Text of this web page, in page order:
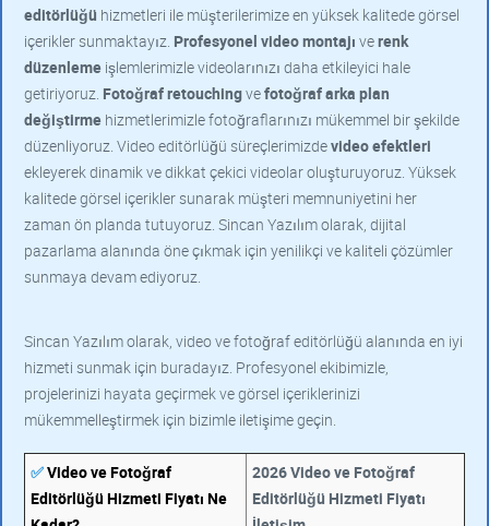
editörlüğü hizmetleri ile müşterilerimize en yüksek kalitede görsel
içerikler sunmaktayız. Profesyonel video montajı verenk
düzenleme işlemlerimizle videolarınızı daha etkileyici hale
getiriyoruz. Fotoğraf retouchingvefotoğraf arka plan
değiştirme hizmetlerimizle fotoğraflarınızı mükemmel bir şekilde
düzenliyoruz. Video editörlüğü süreçlerimizdevideo efektleri
ekleyerek dinamik ve dikkat çekici videolar oluşturuyoruz. Yüksek
kalitede görsel içerikler sunarak müşteri memnuniyetini her
zaman ön planda tutuyoruz. Sincan Yazılım olarak, dijital
pazarlama alanında öne çıkmak için yenilikçi ve kaliteli çözümler
sunmaya devam ediyoruz.
Sincan Yazılım olarak, video ve fotoğraf editörlüğü alanında en iyi
hizmeti sunmak için buradayız. Profesyonel ekibimizle,
projelerinizi hayata geçirmek ve görsel içeriklerinizi
mükemmelleştirmek için bizimle iletişime geçin.
✅Video ve Fotoğraf
Editörlüğü Hizmeti Fiyatı Ne
2026 Video ve Fotoğraf
Editörlüğü Hizmeti Fiyatı